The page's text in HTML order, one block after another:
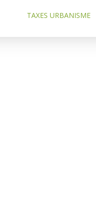
TAXES URBANISME